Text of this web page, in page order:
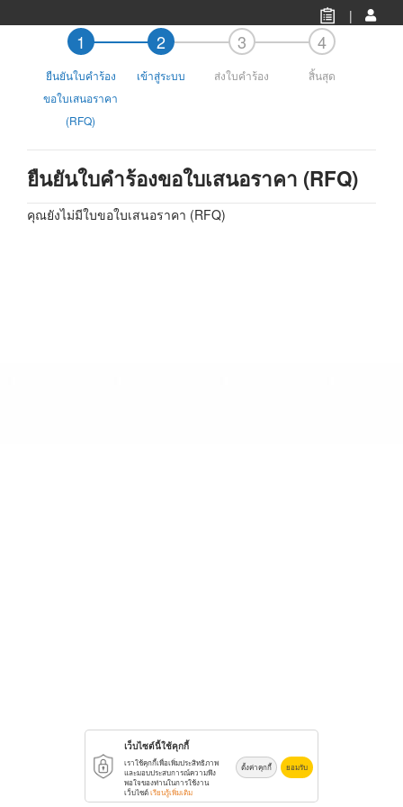
|
ยืนยันใบคำร้อง
ขอใบเสนอราคา
(RFQ)
เข้าสู่ระบบ ส่งใบคำร้อง สิ้นสุด
ยืนยันใบคำร้องขอใบเสนอราคา (RFQ)
คุณยังไม่มีใบขอใบเสนอราคา (RFQ)
เว็บไซต์นี้ใช้คุกกี้
เราใช้คุกกี้เพื่อเพิ่มประสิทธิภาพ
และมอบประสบการณ์ความพึง
พอใจของท่านในการใช้งาน
เว็บไซต์เรียนรู้เพิ่มเติม
ตั้งค่าคุกกี้ ยอมรับ